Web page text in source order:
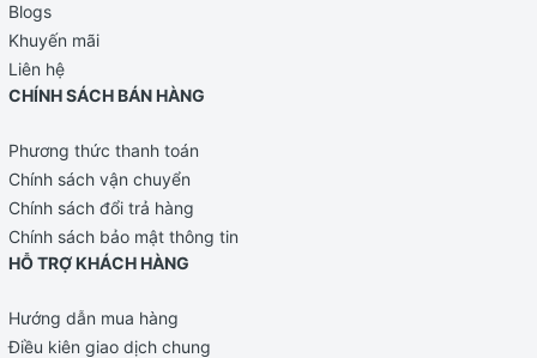
Blogs
Khuyến mãi
Liên hệ
CHÍNH SÁCH BÁN HÀNG
Phương thức thanh toán
Chính sách vận chuyển
Chính sách đổi trả hàng
Chính sách bảo mật thông tin
HỖ TRỢ KHÁCH HÀNG
Hướng dẫn mua hàng
Điều kiên giao dịch chung